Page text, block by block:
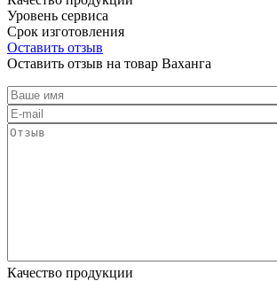
Уровень сервиса
Срок изготовления
Оставить отзыв
Оставить отзыв на товар Ваханга
Качество продукции